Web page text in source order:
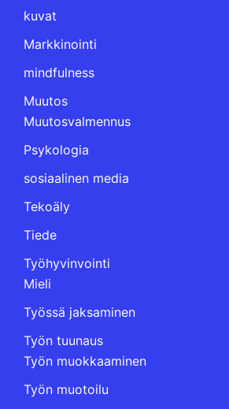
kuvat
Markkinointi
mindfulness
Muutos
Muutosvalmennus
Psykologia
sosiaalinen media
Tekoäly
Tiede
Työhyvinvointi
Mieli
Työssä jaksaminen
Työn tuunaus
Työn muokkaaminen
Työn muotoilu